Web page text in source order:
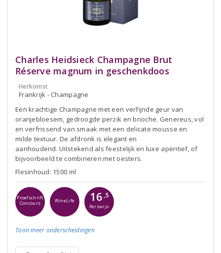
Charles Heidsieck Champagne Brut
Réserve magnum in geschenkdoos
Herkomst
Frankrijk - Champagne
Een krachtige Champagne met een verfijnde geur van
oranjebloesem, gedroogde perzik en brioche. Genereus, vol
en verfrissend van smaak met een delicate mousse en
milde textuur. De afdronk is elegant en
aanhoudend. Uitstekend als feestelijk en luxe aperitief, of
bijvoorbeeld te combineren met oesters.
Flesinhoud: 1500 ml
Proefschrift
Concours
WineLife 16 ,5
Perswijn
Toon meer onderscheidingen